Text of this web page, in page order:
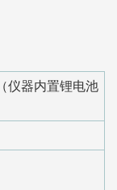
仪器内置锂电池